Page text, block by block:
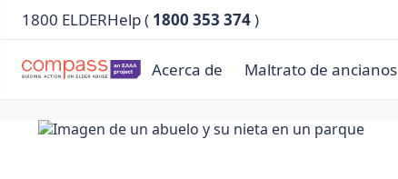
1800 ELDERHelp ( 1800 353 374)
Acerca de Maltrato de ancianos